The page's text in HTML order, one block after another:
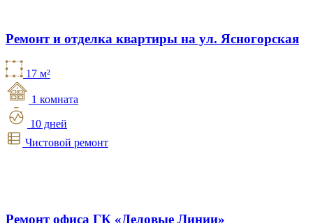
Ремонт и отделка квартиры на ул. Ясногорская
17 м²
1 комната
10 дней
Чистовой ремонт
Ремонт офиса ГК «Деловые Линии»